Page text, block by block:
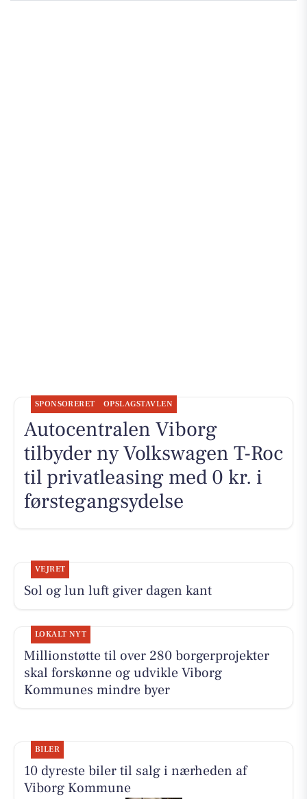
SPONSORERET OPSLAGSTAVLEN
Autocentralen Viborg
tilbyder ny Volkswagen T-Roc
til privatleasing med 0 kr. i
førstegangsydelse
VEJRET
Sol og lun luft giver dagen kant
LOKALT NYT
Millionstøtte til over 280 borgerprojekter
skal forskønne og udvikle Viborg
Kommunes mindre byer
BILER
10 dyreste biler til salg i nærheden af
Viborg Kommune